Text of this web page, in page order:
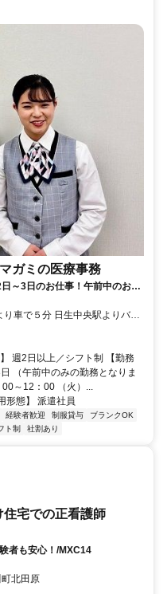
ガミの医療事務
～3日のお仕事！午前中のお仕
車で５分 日生中央駅よりバス
分 日生中央駅よりバスで伏見
週2日以上／シフト制 【勤務
（午前中のみの勤務となりま
～12：00 （火）...
形態】 派遣社員
経験者歓迎 制服貸与
ブランクOK
ト制 社割あり
宅での正看護師
者も安心！/MXC14
北田原